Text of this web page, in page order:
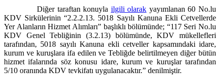
Diğer taraftan konuyla ilgili olarak yayımlanan 60 No.lu
KDV Sirkülerinin “2.2.2.13. 5018 Sayılı Kanuna Ekli Cetvellerde
Yer Alanların Hizmet Alımları” başlıklı bölümünde; “117 Seri No.lu
KDV Genel Tebliğinin (3.2.13) bölümünde, KDV mükellefleri
tarafından, 5018 sayılı Kanuna ekli cetveller kapsamındaki idare,
kurum ve kuruşlara ifa edilen ve Tebliğde belirtilmeyen diğer bütün
hizmet ifalarında söz konusu idare, kurum ve kuruşlar tarafından
5/10 oranında KDV tevkifatı uygulanacaktır.” denilmiştir.